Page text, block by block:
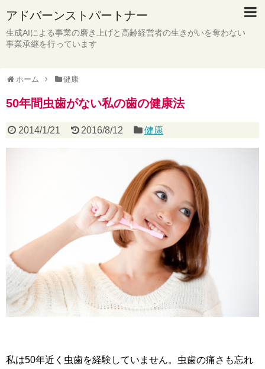
アドバーンストパートナー
生成AIによる事業の磨き上げと高齢経営者の生きがいを奪わない
事業承継を行っています
ホーム 健康
50年間虫歯がない私の歯の健康法
2014/1/21 2016/8/12 健康
私は50年近く虫歯を経験していません。虫歯の痛さも忘れ